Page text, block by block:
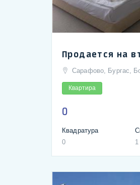
Сарафово, Бургас,
Квартира
0
Квадратура
0
1